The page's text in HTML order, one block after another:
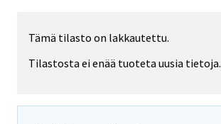
Tämä tilasto on lakkautettu.
Tilastosta ei enää tuoteta uusia tietoja.